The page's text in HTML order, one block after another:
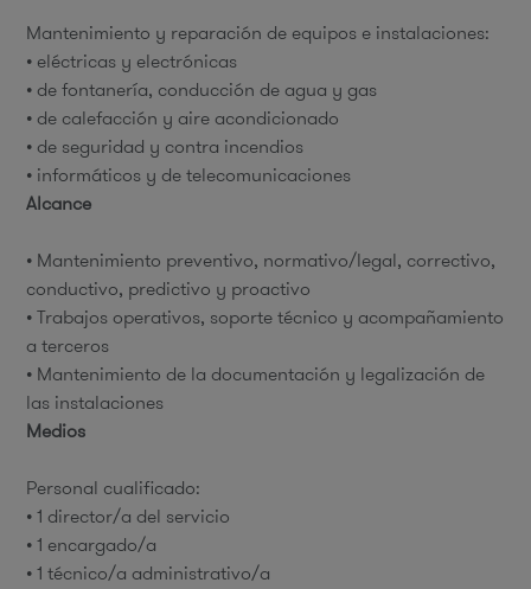
Mantenimiento y reparación de equipos e instalaciones:
• eléctricas y electrónicas
• de fontanería, conducción de agua y gas
• de calefacción y aire acondicionado
• de seguridad y contra incendios
• informáticos y de telecomunicaciones
Alcance
• Mantenimiento preventivo, normativo/legal, correctivo,
conductivo, predictivo y proactivo
• Trabajos operativos, soporte técnico y acompañamiento
a terceros
• Mantenimiento de la documentación y legalización de
las instalaciones
Medios
Personal cualificado:
• 1 director/a del servicio
• 1 encargado/a
• 1 técnico/a administrativo/a